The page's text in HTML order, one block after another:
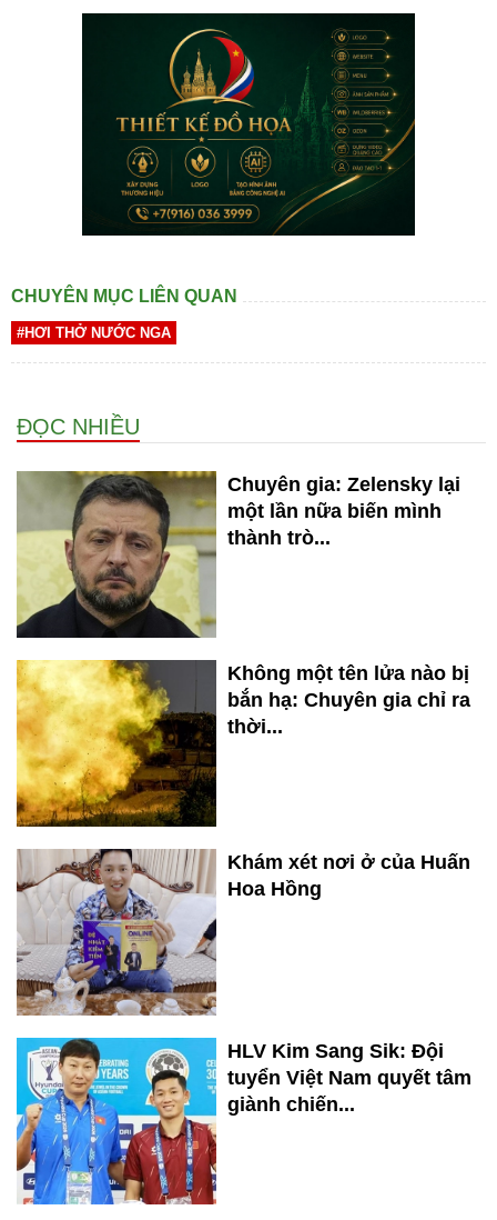
CHUYÊN MỤC LIÊN QUAN
#HƠI THỞ NƯỚC NGA
ĐỌC NHIỀU
Chuyên gia: Zelensky lại
một lần nữa biến mình
thành trò...
Không một tên lửa nào bị
bắn hạ: Chuyên gia chỉ ra
thời...
Khám xét nơi ở của Huấn
Hoa Hồng
HLV Kim Sang Sik: Đội
tuyển Việt Nam quyết tâm
giành chiến...